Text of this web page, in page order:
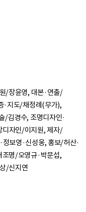
/장윤영, 대본·연출/
·지도/채정례(무가),
/김경수, 조명디자인·
디자인/이지원, 제자/
보영·신성웅, 홍보/허산·
명/오영규·박문섭,
/신지연